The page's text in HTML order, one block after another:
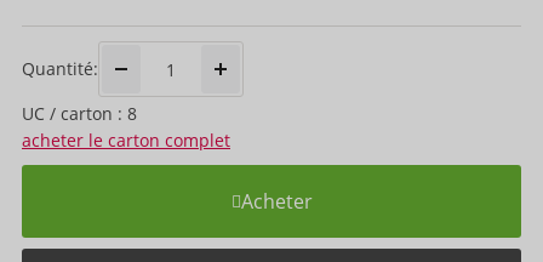
Quantité:
UC / carton : 8
acheter le carton complet
Acheter